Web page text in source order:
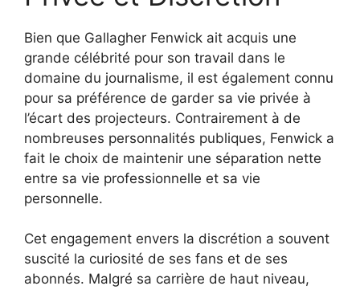
Bien que Gallagher Fenwick ait acquis une
grande célébrité pour son travail dans le
domaine du journalisme, il est également connu
pour sa préférence de garder sa vie privée à
l’écart des projecteurs. Contrairement à de
nombreuses personnalités publiques, Fenwick a
fait le choix de maintenir une séparation nette
entre sa vie professionnelle et sa vie
personnelle.
Cet engagement envers la discrétion a souvent
suscité la curiosité de ses fans et de ses
abonnés. Malgré sa carrière de haut niveau,